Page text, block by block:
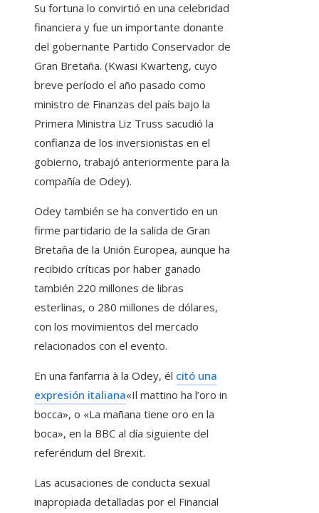
Su fortuna lo convirtió en una celebridad
financiera y fue un importante donante
del gobernante Partido Conservador de
Gran Bretaña. (Kwasi Kwarteng, cuyo
breve período el año pasado como
ministro de Finanzas del país bajo la
Primera Ministra Liz Truss sacudió la
confianza de los inversionistas en el
gobierno, trabajó anteriormente para la
compañía de Odey).
Odey también se ha convertido en un
firme partidario de la salida de Gran
Bretaña de la Unión Europea, aunque ha
recibido críticas por haber ganado
también 220 millones de libras
esterlinas, o 280 millones de dólares,
con los movimientos del mercado
relacionados con el evento.
En una fanfarria à la Odey, él citó una
expresión italiana«Il mattino ha l’oro in
bocca», o «La mañana tiene oro en la
boca», en la BBC al día siguiente del
referéndum del Brexit.
Las acusaciones de conducta sexual
inapropiada detalladas por el Financial